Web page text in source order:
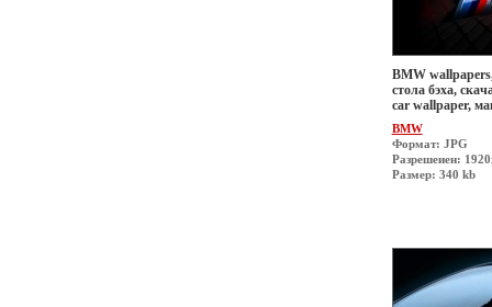
BMW
стола бэха,
car wallpaper,
BMW
Формат: JPG
Разрешеиен:
Размер: 340 kb